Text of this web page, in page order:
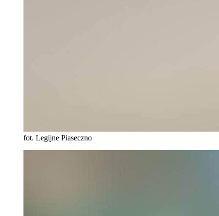
fot. Legijne Piaseczno